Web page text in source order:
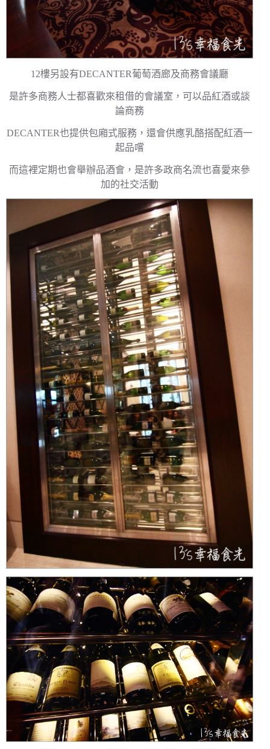
12樓另設有DECANTER葡萄酒廊及商務會議廳
是許多商務人士都喜歡來租借的會議室，可以品紅酒或談
論商務
DECANTER也提供包廂式服務，還會供應乳酪搭配紅酒一
起品嚐
而這裡定期也會舉辦品酒會，是許多政商名流也喜愛來參
加的社交活動